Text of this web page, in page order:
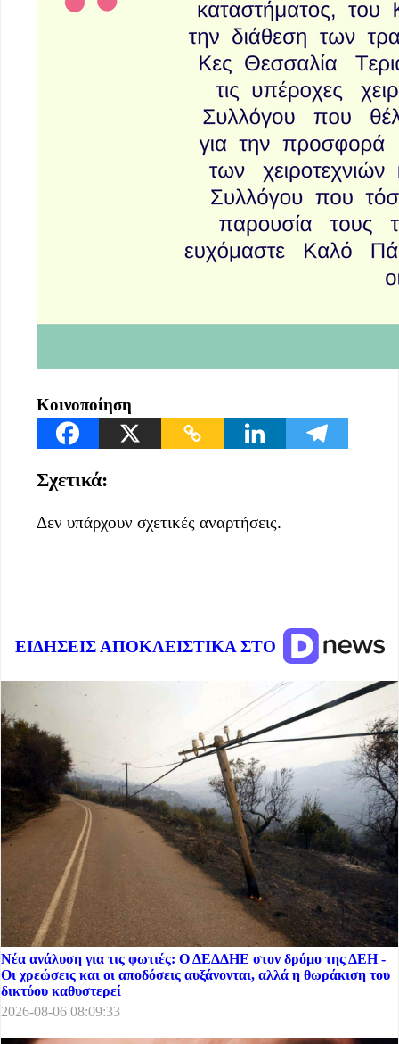
Κοινοποίηση
Σχετικά:
Δεν υπάρχουν σχετικές αναρτήσεις.
ΕΙΔΗΣΕΙΣ ΑΠΟΚΛΕΙΣΤΙΚΑ ΣΤΟ
Νέα ανάλυση για τις φωτιές: Ο ΔΕΔΔΗΕ στον δρόμο της ΔΕΗ -
Οι χρεώσεις και οι αποδόσεις αυξάνονται, αλλά η θωράκιση του
δικτύου καθυστερεί
2026-08-06 08:09:33